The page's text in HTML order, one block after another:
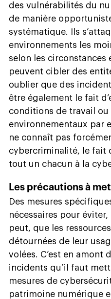
des vulnérabilités du
de manière
systématique. Ils
environnements les
selon les circonstances
peuvent cibler des
oublier que des
être également le fait
conditions de travail ou
environnementaux par
ne connaît pas
cybercriminalité, le fait
tout un chacun à la
Les précautions à
Des mesures
nécessaires pour
peut, que les
détournées de leur
volées. C’est en amont
incidents qu’il faut
mesures de
patrimoine numérique